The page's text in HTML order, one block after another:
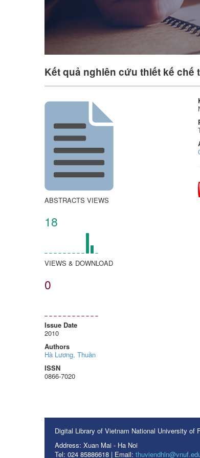
Kết quả nghiên cứu thiết kế
ABSTRACTS VIEWS
18
VIEWS & DOWNLOAD
0
Issue Date
2010
Authors
Hà Lương, Thuần
ISSN
0866-7020
Digital Library of Vietnam National University of
Address: Xuan Mai - Ha Noi
Tel: 024 85886618 | Email: